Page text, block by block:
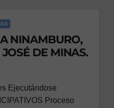
NINAMBURO,
DE MINAS.
Ejecutándose
Proceso